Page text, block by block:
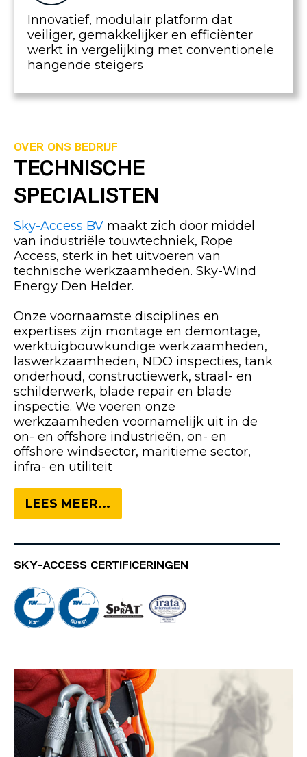
Innovatief, modulair platform dat
veiliger, gemakkelijker en efficiënter
werkt in vergelijking met conventionele
hangende steigers
OVER ONS BEDRIJF
TECHNISCHE
SPECIALISTEN
Sky-Access BV maakt zich door middel
van industriële touwtechniek, Rope
Access, sterk in het uitvoeren van
technische werkzaamheden. Sky-Wind
Energy Den Helder.
Onze voornaamste disciplines en
expertises zijn montage en demontage,
werktuigbouwkundige werkzaamheden,
laswerkzaamheden, NDO inspecties, tank
onderhoud, constructiewerk, straal- en
schilderwerk, blade repair en blade
inspectie. We voeren onze
werkzaamheden voornamelijk uit in de
on- en offshore industrieën, on- en
offshore windsector, maritieme sector,
infra- en utiliteit
LEES MEER...
SKY-ACCESS CERTIFICERINGEN